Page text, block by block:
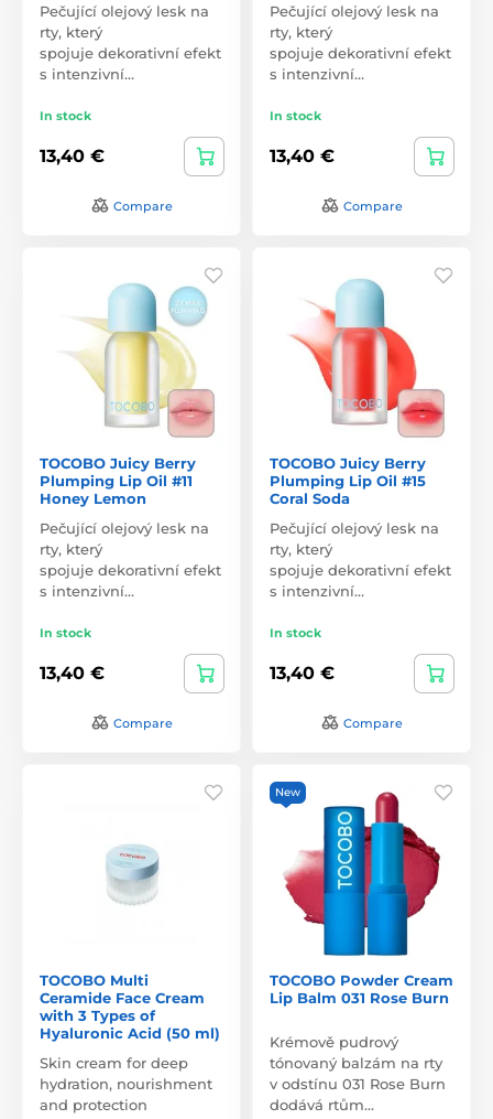
Pečující olejový lesk na
rty, který
spojuje dekorativní efekt
s intenzivní…
In stock
13,40 €
Compare
Pečující olejový lesk na
rty, který
spojuje dekorativní efekt
s intenzivní…
In stock
13,40 €
Compare
TOCOBO Juicy Berry
Plumping Lip Oil #11
Honey Lemon
Pečující olejový lesk na
rty, který
spojuje dekorativní efekt
s intenzivní…
In stock
13,40 €
Compare
TOCOBO Juicy Berry
Plumping Lip Oil #15
Coral Soda
Pečující olejový lesk na
rty, který
spojuje dekorativní efekt
s intenzivní…
In stock
13,40 €
Compare
TOCOBO Multi
Ceramide Face Cream
with 3 Types of
Hyaluronic Acid (50 ml)
Skin cream for deep
hydration, nourishment
and protection
New
TOCOBO Powder Cream
Lip Balm 031 Rose Burn
Krémově pudrový
tónovaný balzám na rty
v odstínu 031 Rose Burn
dodává rtům…